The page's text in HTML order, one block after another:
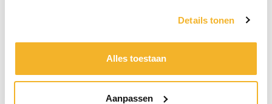
Details tonen
Alles toestaan
Aanpassen
vinden dan kunt u ook altijd bij ons informeren. Niet
alles is via internet samen te stellen of te boeken en